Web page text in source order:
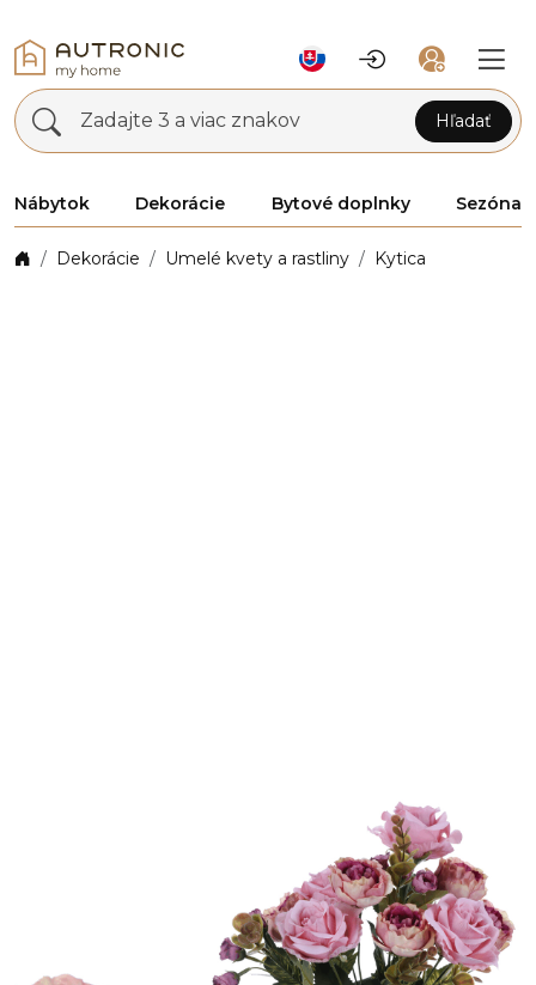
Zadajte 3 a viac znakov Hľadať
Nábytok Dekorácie Bytové doplnky Sezóna
Dekorácie Umelé kvety a rastliny Kytica